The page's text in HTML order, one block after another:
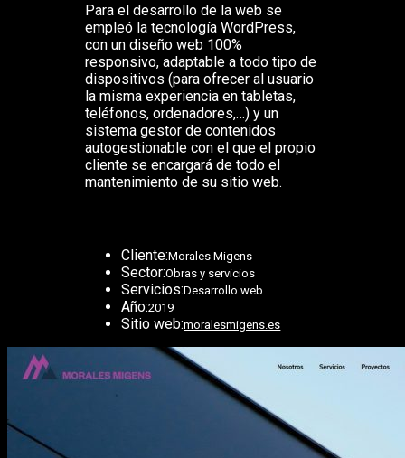
Para el desarrollo de la web se
empleó la tecnología WordPress,
con un diseño web 100%
responsivo, adaptable a todo tipo de
dispositivos (para ofrecer al usuario
la misma experiencia en tabletas,
teléfonos, ordenadores,…) y un
sistema gestor de contenidos
autogestionable con el que el propio
cliente se encargará de todo el
mantenimiento de su sitio web.
Cliente:Morales Migens
Sector:Obras y servicios
Servicios:Desarrollo web
Año:2019
Sitio web:moralesmigens.es